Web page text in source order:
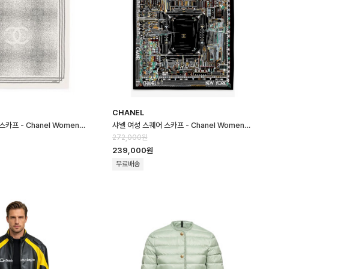
샤넬 여성 스퀘어 스카프 - Chanel Womens Square Scarf - acc87…
CHANEL
샤넬 여성 스퀘어 스카프 - Chanel Womens Square Scarf - acc87…
272,000원
239,000원
무료배송